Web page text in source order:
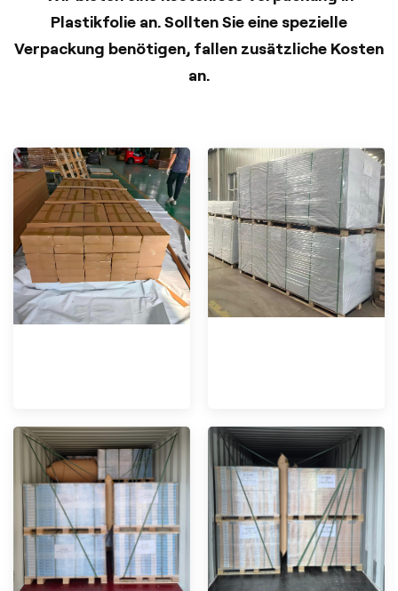
Plastikfolie an. Sollten Sie eine spezielle
Verpackung benötigen, fallen zusätzliche Kosten
an.